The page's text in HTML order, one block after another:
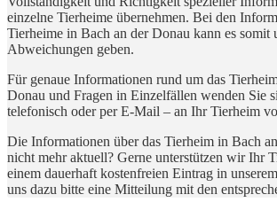
einzelne Tierheime übernehmen. Bei den
Tierheime in Bach an der Donau kann es somit
Abweichungen geben.
Für genaue Informationen rund um das
Donau und Fragen in Einzelfällen wenden Sie
telefonisch oder per E-Mail – an Ihr Tierheim
Die Informationen über das Tierheim in Bach
nicht mehr aktuell? Gerne unterstützen wir Ihr
einem dauerhaft kostenfreien Eintrag in
uns dazu bitte eine Mitteilung mit den